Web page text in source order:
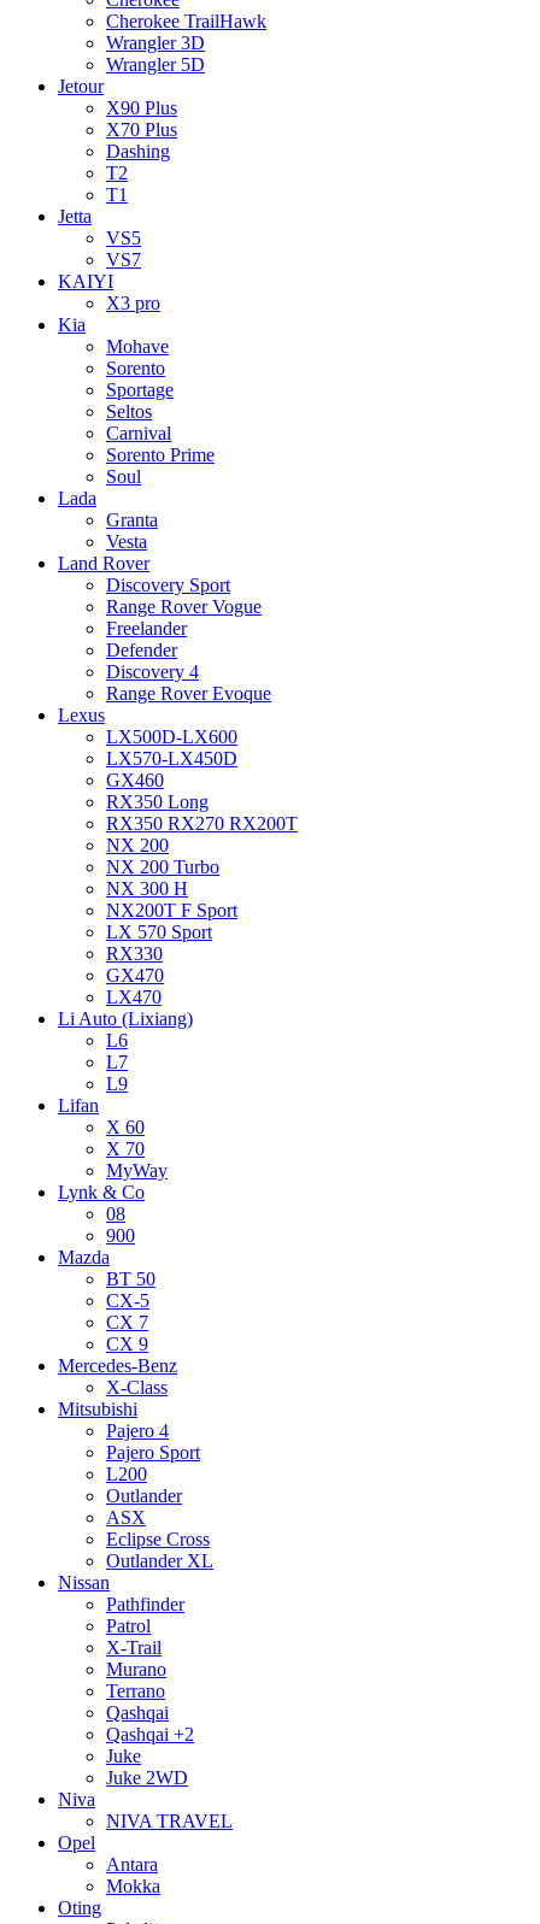
Cherokee TrailHawk
Wrangler 3D
Wrangler 5D
Jetour
X90 Plus
X70 Plus
Dashing
T2
T1
Jetta
VS5
VS7
KAIYI
X3 pro
Kia
Mohave
Sorento
Sportage
Seltos
Carnival
Sorento Prime
Soul
Lada
Granta
Vesta
Land Rover
Discovery Sport
Range Rover Vogue
Freelander
Defender
Discovery 4
Range Rover Evoque
Lexus
LX500D-LX600
LX570-LX450D
GX460
RX350 Long
RX350 RX270 RX200T
NX 200
NX 200 Turbo
NX 300 H
NX200T F Sport
LX 570 Sport
RX330
GX470
LX470
Li Auto (Lixiang)
L6
L7
L9
Lifan
X 60
X 70
MyWay
Lynk & Co
08
900
Mazda
BT 50
CX-5
CX 7
CX 9
Mercedes-Benz
X-Class
Mitsubishi
Pajero 4
Pajero Sport
L200
Outlander
ASX
Eclipse Cross
Outlander XL
Nissan
Pathfinder
Patrol
X-Trail
Murano
Terrano
Qashqai
Qashqai +2
Juke
Juke 2WD
Niva
NIVA TRAVEL
Opel
Antara
Mokka
Oting